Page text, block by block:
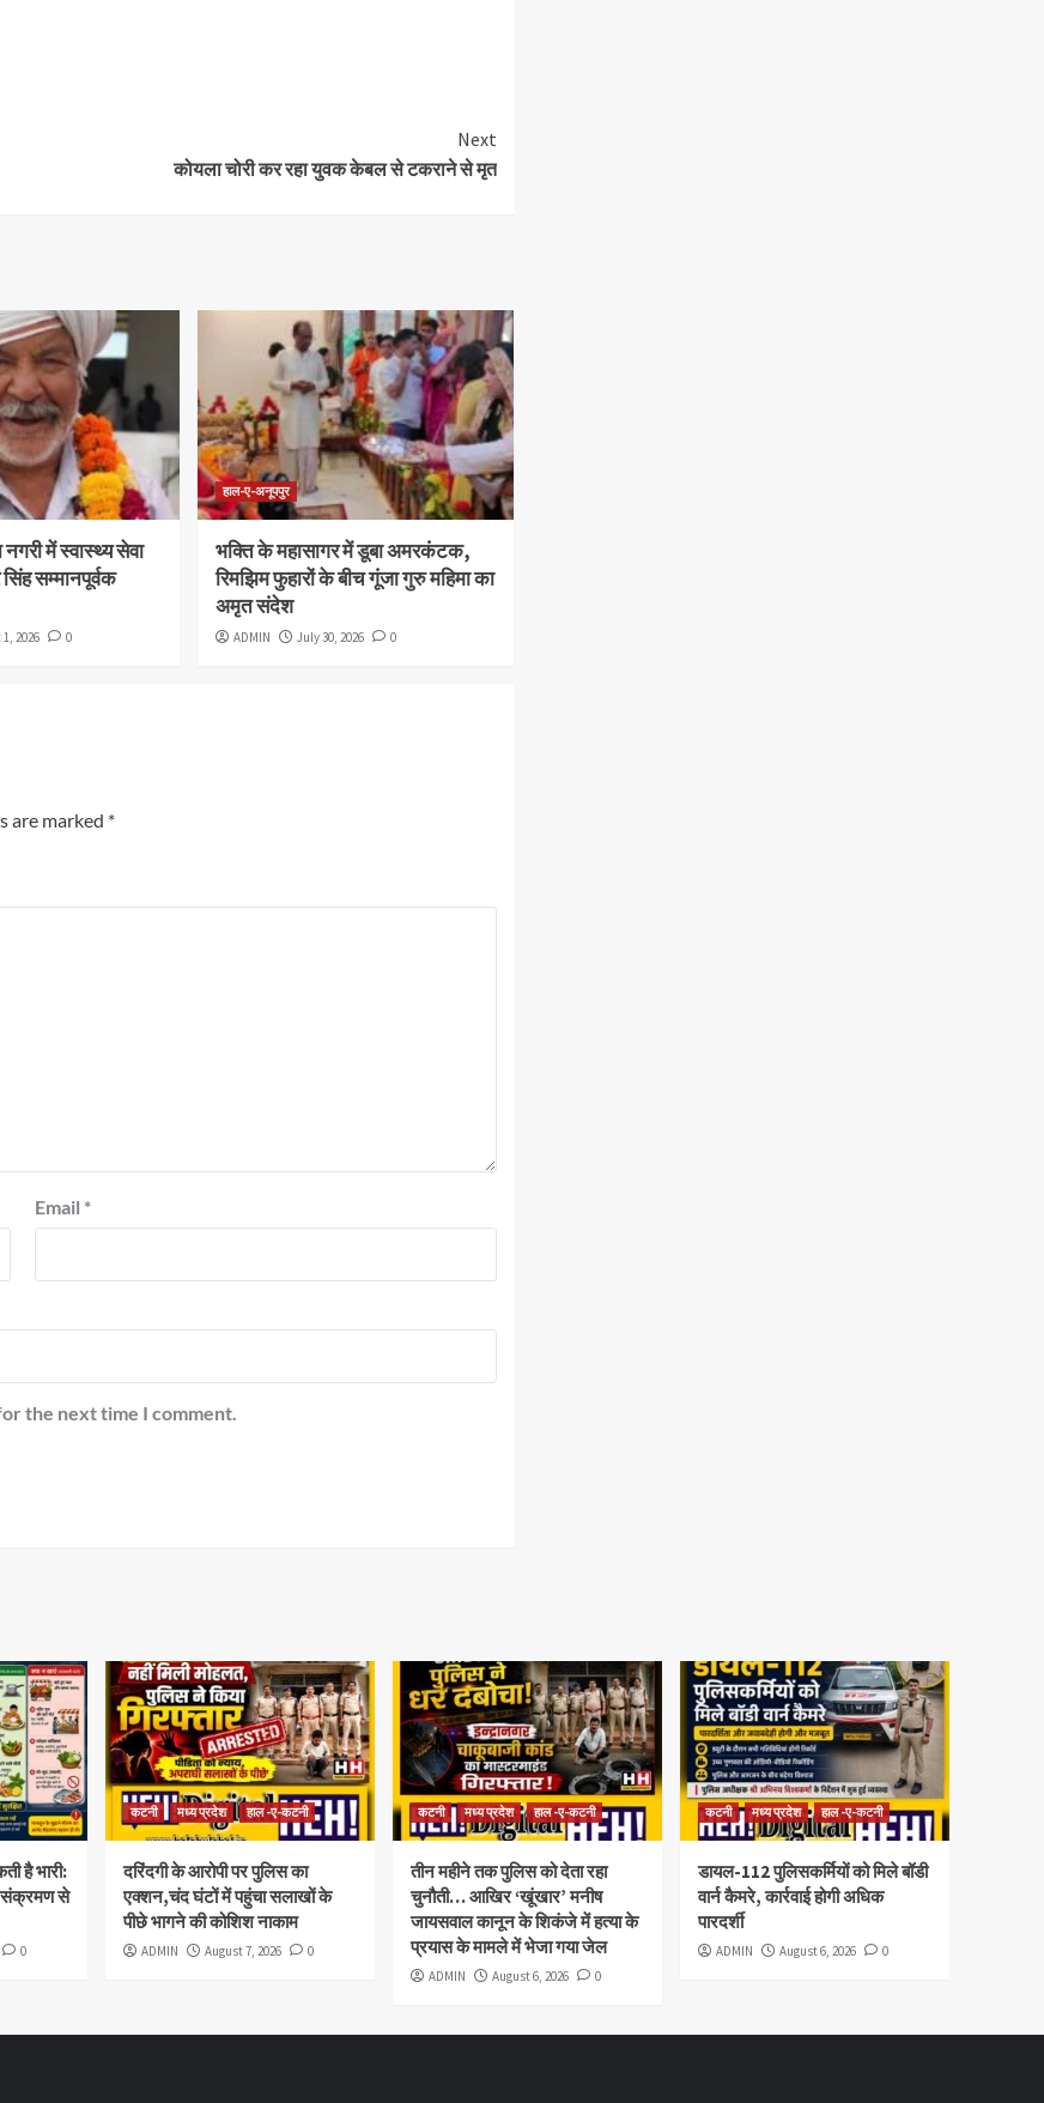
Next
कोयला चोरी कर रहा युवक केबल से टकराने से मृत
नगरी में स्वास्थ्य सेवा
सिंह सम्मानपूर्वक
2026 0
हाल-ए-अनूपपुर
भक्ति के महासागर में डूबा अमरकंटक,
रिमझिम फुहारों के बीच गूंजा गुरु महिमा का
अमृत संदेश
ADMIN July 30, 2026 0
are marked *
Email *
the next time I comment.
है भारी:
संक्रमण से
0
कटनी मध्य प्रदेश हाल -ए-कटनी
दरिंदगी के आरोपी पर पुलिस का
एक्शन,चंद घंटों में पहुंचा सलाखों के
पीछे भागने की कोशिश नाकाम
ADMIN August 7, 2026 0
कटनी मध्य प्रदेश हाल -ए-कटनी
तीन महीने तक पुलिस को देता रहा
चुनौती… आखिर ‘खूंखार’ मनीष
जायसवाल कानून के शिकंजे में हत्या के
प्रयास के मामले में भेजा गया जेल
ADMIN August 6, 2026 0
कटनी मध्य प्रदेश हाल -ए-कटनी
डायल-112 पुलिसकर्मियों को मिले बॉडी
वार्न कैमरे, कार्रवाई होगी अधिक
पारदर्शी
ADMIN August 6, 2026 0